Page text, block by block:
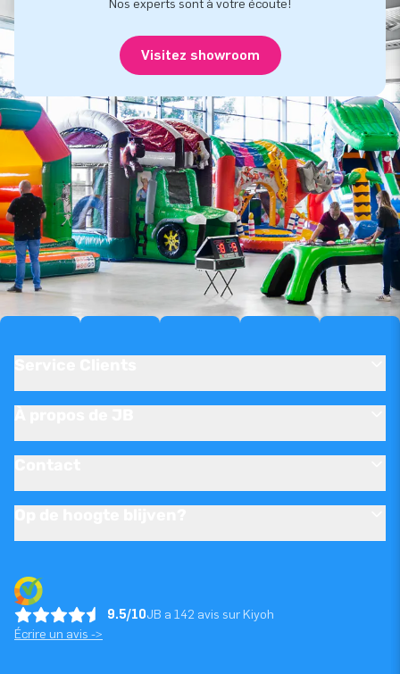
Nos experts sont à votre écoute!
Visitez showroom
9.5/10JB a 142 avis sur Kiyoh
Écrire un avis ->